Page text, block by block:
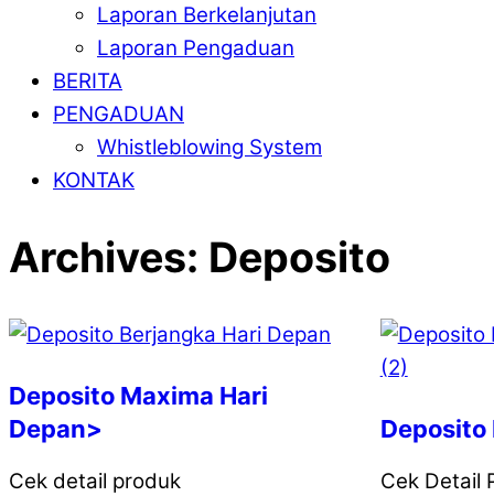
Laporan Berkelanjutan
Laporan Pengaduan
BERITA
PENGADUAN
Whistleblowing System
KONTAK
Archives: Deposito
Deposito Maxima Hari
Depan>
Cek detail produk
Deposito
Cek Detail